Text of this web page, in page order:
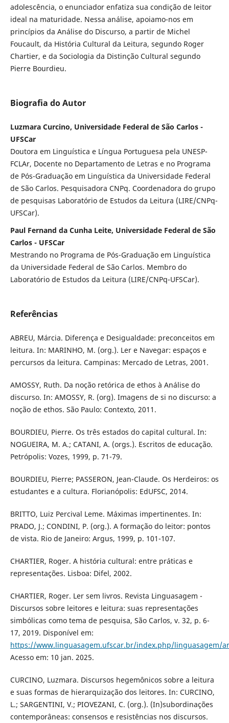
adolescência, o enunciador enfatiza sua condição de leitor
ideal na maturidade. Nessa análise, apoiamo-nos em
princípios da Análise do Discurso, a partir de Michel
Foucault, da História Cultural da Leitura, segundo Roger
Chartier, e da Sociologia da Distinção Cultural segundo
Pierre Bourdieu.
Biografia do Autor
Luzmara Curcino, Universidade Federal de São Carlos -
UFSCar
Doutora em Linguística e Língua Portuguesa pela UNESP-
FCLAr, Docente no Departamento de Letras e no Programa
de Pós-Graduação em Linguística da Universidade Federal
de São Carlos. Pesquisadora CNPq. Coordenadora do grupo
de pesquisas Laboratório de Estudos da Leitura (LIRE/CNPq-
UFSCar).
Paul Fernand da Cunha Leite, Universidade Federal de São
Carlos - UFSCar
Mestrando no Programa de Pós-Graduação em Linguística
da Universidade Federal de São Carlos. Membro do
Laboratório de Estudos da Leitura (LIRE/CNPq-UFSCar).
Referências
ABREU, Márcia. Diferença e Desigualdade: preconceitos em
leitura. In: MARINHO, M. (org.). Ler e Navegar: espaços e
percursos da leitura. Campinas: Mercado de Letras, 2001.
AMOSSY, Ruth. Da noção retórica de ethos à Análise do
discurso. In: AMOSSY, R. (org). Imagens de si no discurso: a
noção de ethos. São Paulo: Contexto, 2011.
BOURDIEU, Pierre. Os três estados do capital cultural. In:
NOGUEIRA, M. A.; CATANI, A. (orgs.). Escritos de educação.
Petrópolis: Vozes, 1999, p. 71-79.
BOURDIEU, Pierre; PASSERON, Jean-Claude. Os Herdeiros: os
estudantes e a cultura. Florianópolis: EdUFSC, 2014.
BRITTO, Luiz Percival Leme. Máximas impertinentes. In:
PRADO, J.; CONDINI, P. (org.). A formação do leitor: pontos
de vista. Rio de Janeiro: Argus, 1999, p. 101-107.
CHARTIER, Roger. A história cultural: entre práticas e
representações. Lisboa: Difel, 2002.
CHARTIER, Roger. Ler sem livros. Revista Linguasagem -
Discursos sobre leitores e leitura: suas representações
simbólicas como tema de pesquisa, São Carlos, v. 32, p. 6-
17, 2019. Disponível em:
https://www.linguasagem.ufscar.br/index.php/linguasagem/
Acesso em: 10 jan. 2025.
CURCINO, Luzmara. Discursos hegemônicos sobre a leitura
e suas formas de hierarquização dos leitores. In: CURCINO,
L.; SARGENTINI, V.; PIOVEZANI, C. (org.). (In)subordinações
contemporâneas: consensos e resistências nos discursos.